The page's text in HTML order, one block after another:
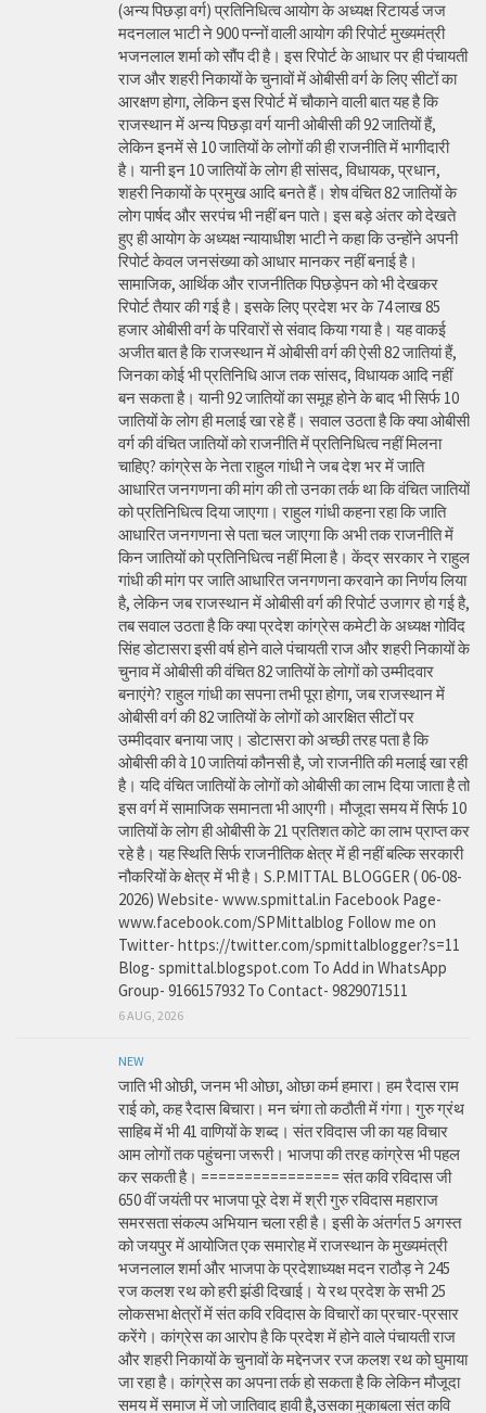
(अन्य पिछड़ा वर्ग) प्रतिनिधित्व आयोग के अध्यक्ष रिटायर्ड जज
मदनलाल भाटी ने 900 पन्नों वाली आयोग की रिपोर्ट मुख्यमंत्री
भजनलाल शर्मा को सौंप दी है। इस रिपोर्ट के आधार पर ही पंचायती
राज और शहरी निकायों के चुनावों में ओबीसी वर्ग के लिए सीटों का
आरक्षण होगा, लेकिन इस रिपोर्ट में चौकाने वाली बात यह है कि
राजस्थान में अन्य पिछड़ा वर्ग यानी ओबीसी की 92 जातियों हैं,
लेकिन इनमें से 10 जातियों के लोगों की ही राजनीति में भागीदारी
है। यानी इन 10 जातियों के लोग ही सांसद, विधायक, प्रधान,
शहरी निकायों के प्रमुख आदि बनते हैं। शेष वंचित 82 जातियों के
लोग पार्षद और सरपंच भी नहीं बन पाते। इस बड़े अंतर को देखते
हुए ही आयोग के अध्यक्ष न्यायाधीश भाटी ने कहा कि उन्होंने अपनी
रिपोर्ट केवल जनसंख्या को आधार मानकर नहीं बनाई है।
सामाजिक, आर्थिक और राजनीतिक पिछड़ेपन को भी देखकर
रिपोर्ट तैयार की गई है। इसके लिए प्रदेश भर के 74 लाख 85
हजार ओबीसी वर्ग के परिवारों से संवाद किया गया है। यह वाकई
अजीत बात है कि राजस्थान में ओबीसी वर्ग की ऐसी 82 जातियां हैं,
जिनका कोई भी प्रतिनिधि आज तक सांसद, विधायक आदि नहीं
बन सकता है। यानी 92 जातियों का समूह होने के बाद भी सिर्फ 10
जातियों के लोग ही मलाई खा रहे हैं। सवाल उठता है कि क्या ओबीसी
वर्ग की वंचित जातियों को राजनीति में प्रतिनिधित्व नहीं मिलना
चाहिए? कांग्रेस के नेता राहुल गांधी ने जब देश भर में जाति
आधारित जनगणना की मांग की तो उनका तर्क था कि वंचित जातियों
को प्रतिनिधित्व दिया जाएगा। राहुल गांधी कहना रहा कि जाति
आधारित जनगणना से पता चल जाएगा कि अभी तक राजनीति में
किन जातियों को प्रतिनिधित्व नहीं मिला है। केंद्र सरकार ने राहुल
गांधी की मांग पर जाति आधारित जनगणना करवाने का निर्णय लिया
है, लेकिन जब राजस्थान में ओबीसी वर्ग की रिपोर्ट उजागर हो गई है,
तब सवाल उठता है कि क्या प्रदेश कांग्रेस कमेटी के अध्यक्ष गोविंद
सिंह डोटासरा इसी वर्ष होने वाले पंचायती राज और शहरी निकायों के
चुनाव में ओबीसी की वंचित 82 जातियों के लोगों को उम्मीदवार
बनाएंगे? राहुल गांधी का सपना तभी पूरा होगा, जब राजस्थान में
ओबीसी वर्ग की 82 जातियों के लोगों को आरक्षित सीटों पर
उम्मीदवार बनाया जाए। डोटासरा को अच्छी तरह पता है कि
ओबीसी की वे 10 जातियां कौनसी है, जो राजनीति की मलाई खा रही
है। यदि वंचित जातियों के लोगों को ओबीसी का लाभ दिया जाता है तो
इस वर्ग में सामाजिक समानता भी आएगी। मौजूदा समय में सिर्फ 10
जातियों के लोग ही ओबीसी के 21 प्रतिशत कोटे का लाभ प्राप्त कर
रहे है। यह स्थिति सिर्फ राजनीतिक क्षेत्र में ही नहीं बल्कि सरकारी
नौकरियों के क्षेत्र में भी है। S.P.MITTAL BLOGGER ( 06-08-
2026) Website- www.spmittal.in Facebook Page-
www.facebook.com/SPMittalblog Follow me on
Twitter- https://twitter.com/spmittalblogger?s=11
Blog- spmittal.blogspot.com To Add in WhatsApp
Group- 9166157932 To Contact- 9829071511
6 AUG, 2026
NEW
जाति भी ओछी, जनम भी ओछा, ओछा कर्म हमारा। हम रैदास राम
राई को, कह रैदास बिचारा। मन चंगा तो कठौती में गंगा। गुरु ग्रंथ
साहिब में भी 41 वाणियों के शब्द। संत रविदास जी का यह विचार
आम लोगों तक पहुंचना जरूरी। भाजपा की तरह कांग्रेस भी पहल
कर सकती है। ================ संत कवि रविदास जी
650 वीं जयंती पर भाजपा पूरे देश में श्री गुरु रविदास महाराज
समरसता संकल्प अभियान चला रही है। इसी के अंतर्गत 5 अगस्त
को जयपुर में आयोजित एक समारोह में राजस्थान के मुख्यमंत्री
भजनलाल शर्मा और भाजपा के प्रदेशाध्यक्ष मदन राठौड़ ने 245
रज कलश रथ को हरी झंडी दिखाई। ये रथ प्रदेश के सभी 25
लोकसभा क्षेत्रों में संत कवि रविदास के विचारों का प्रचार-प्रसार
करेंगे। कांग्रेस का आरोप है कि प्रदेश में होने वाले पंचायती राज
और शहरी निकायों के चुनावों के मद्देनजर रज कलश रथ को घुमाया
जा रहा है। कांग्रेस का अपना तर्क हो सकता है कि लेकिन मौजूदा
समय में समाज में जो जातिवाद हावी है,उसका मुकाबला संत कवि